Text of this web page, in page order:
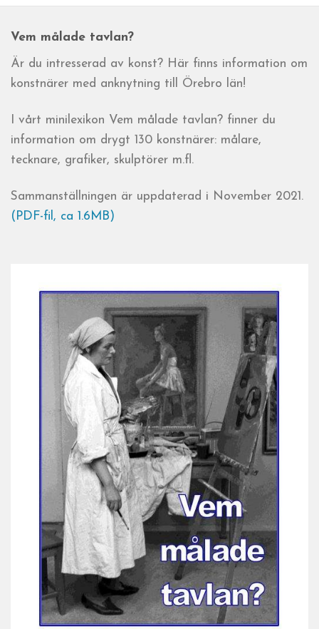
Vem målade tavlan?
Är du intresserad av konst? Här finns information om
konstnärer med anknytning till Örebro län!
I vårt minilexikon Vem målade tavlan? finner du
information om drygt 130 konstnärer: målare,
tecknare, grafiker, skulptörer m.fl.
Sammanställningen är uppdaterad i November 2021.
(PDF-fil, ca 1.6MB)